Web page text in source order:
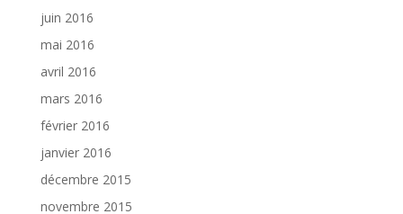
juin 2016
mai 2016
avril 2016
mars 2016
février 2016
janvier 2016
décembre 2015
novembre 2015